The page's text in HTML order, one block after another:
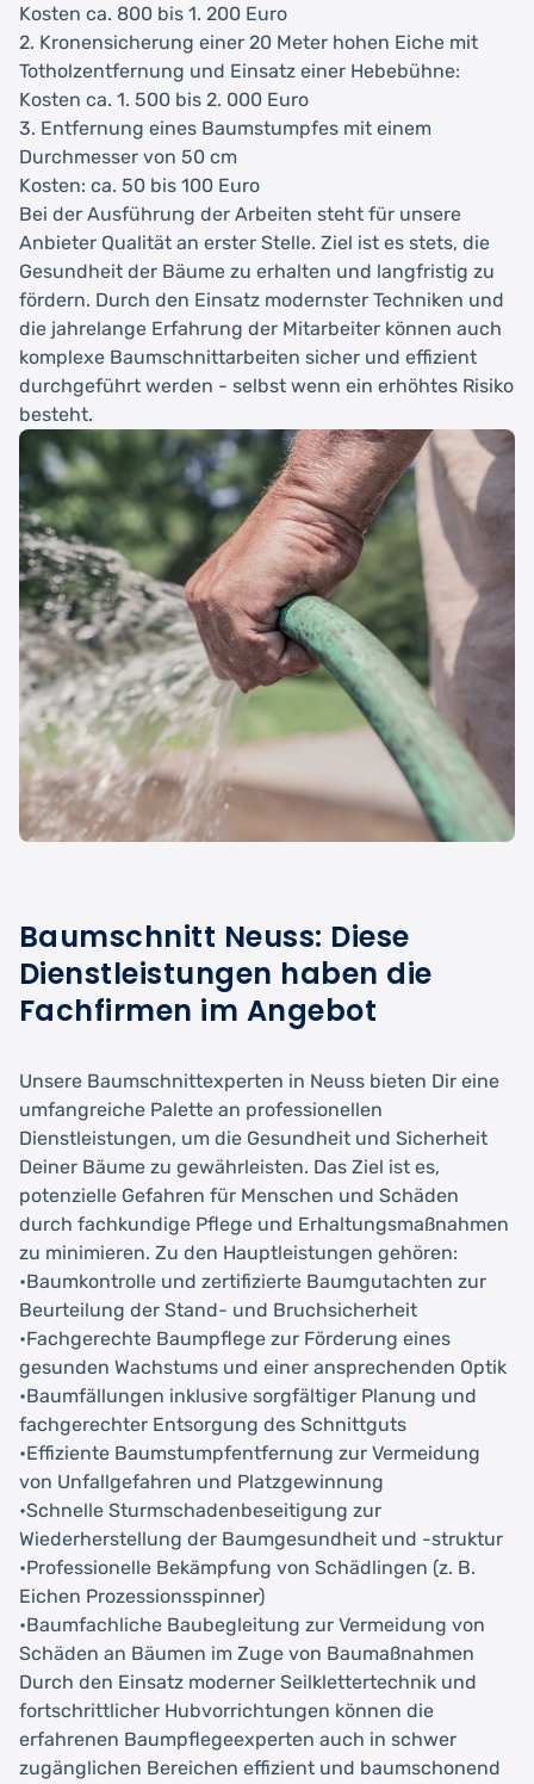
Kosten ca. 800 bis 1. 200 Euro
2. Kronensicherung einer 20 Meter hohen Eiche mit
Totholzentfernung und Einsatz einer Hebebühne:
Kosten ca. 1. 500 bis 2. 000 Euro
3. Entfernung eines Baumstumpfes mit einem
Durchmesser von 50 cm
Kosten: ca. 50 bis 100 Euro
Bei der Ausführung der Arbeiten steht für unsere
Anbieter Qualität an erster Stelle. Ziel ist es stets, die
Gesundheit der Bäume zu erhalten und langfristig zu
fördern. Durch den Einsatz modernster Techniken und
die jahrelange Erfahrung der Mitarbeiter können auch
komplexe Baumschnittarbeiten sicher und effizient
durchgeführt werden - selbst wenn ein erhöhtes Risiko
besteht.
Baumschnitt Neuss: Diese
Dienstleistungen haben die
Fachfirmen im Angebot
Unsere Baumschnittexperten in Neuss bieten Dir eine
umfangreiche Palette an professionellen
Dienstleistungen, um die Gesundheit und Sicherheit
Deiner Bäume zu gewährleisten. Das Ziel ist es,
potenzielle Gefahren für Menschen und Schäden
durch fachkundige Pflege und Erhaltungsmaßnahmen
zu minimieren. Zu den Hauptleistungen gehören:
•Baumkontrolle und zertifizierte Baumgutachten zur
Beurteilung der Stand- und Bruchsicherheit
•Fachgerechte Baumpflege zur Förderung eines
gesunden Wachstums und einer ansprechenden Optik
•Baumfällungen inklusive sorgfältiger Planung und
fachgerechter Entsorgung des Schnittguts
•Effiziente Baumstumpfentfernung zur Vermeidung
von Unfallgefahren und Platzgewinnung
•Schnelle Sturmschadenbeseitigung zur
Wiederherstellung der Baumgesundheit und -struktur
•Professionelle Bekämpfung von Schädlingen (z. B.
Eichen Prozessionsspinner)
•Baumfachliche Baubegleitung zur Vermeidung von
Schäden an Bäumen im Zuge von Baumaßnahmen
Durch den Einsatz moderner Seilklettertechnik und
fortschrittlicher Hubvorrichtungen können die
erfahrenen Baumpflegeexperten auch in schwer
zugänglichen Bereichen effizient und baumschonend